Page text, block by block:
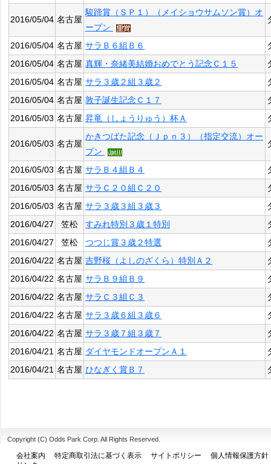
2016/05/04 名古屋
駿蹄賞（ＳＰ１）（メイショウサムソン賞）オ
ープン
2016/05/04 名古屋 サラＢ６組Ｂ６
2016/05/04 名古屋 真輝・奈緒美結婚おめでとう記念Ｃ１５
2016/05/04 名古屋 サラ３歳２組３歳２
2016/05/04 名古屋 敦子誕生記念Ｃ１７
2016/05/03 名古屋 昇竜（しょうりゅう）杯Ａ
2016/05/03 名古屋
かきつばた記念（Ｊｐｎ３）（指定交流）オー
プン
2016/05/03 名古屋 サラＢ４組Ｂ４
2016/05/03 名古屋 サラＣ２０組Ｃ２０
2016/05/03 名古屋 サラ３歳３組３歳３
2016/04/27
笠松 すみれ特別３歳１特別
2016/04/27
笠松 つつじ賞３歳２特選
2016/04/22 名古屋 吉野桜（よしのざくら）特別Ａ２
2016/04/22 名古屋 サラＢ９組Ｂ９
2016/04/22 名古屋 サラＣ３組Ｃ３
2016/04/22 名古屋 サラ３歳６組３歳６
2016/04/22 名古屋 サラ３歳７組３歳７
2016/04/21 名古屋 ダイヤモンドオープンＡ１
2016/04/21 名古屋 ひなぎく賞Ｂ７
Copyright (C) Odds Park Corp. All Rights Reserved.
会社案内 特定商取引法に基づく表示 サイトポリシー
個人情報保護方針